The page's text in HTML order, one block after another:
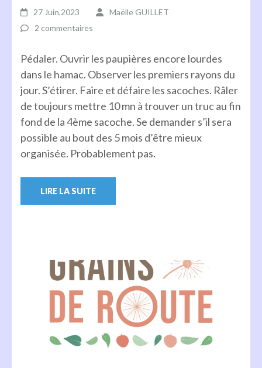
27 Juin,2023
Maëlle GUILLET
2 commentaires
Pédaler. Ouvrir les paupières encore lourdes
dans le hamac. Observer les premiers rayons du
jour. S’étirer. Faire et défaire les sacoches. Râler
de toujours mettre 10 mn à trouver un truc au fin
fond de la 4ème sacoche. Se demander s’il sera
possible au bout des 5 mois d’être mieux
organisée. Probablement pas.
LIRE LA SUITE